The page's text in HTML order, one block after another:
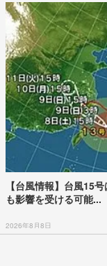
【台風情報】台風15
も影響を受ける可能...
2026年8月8日